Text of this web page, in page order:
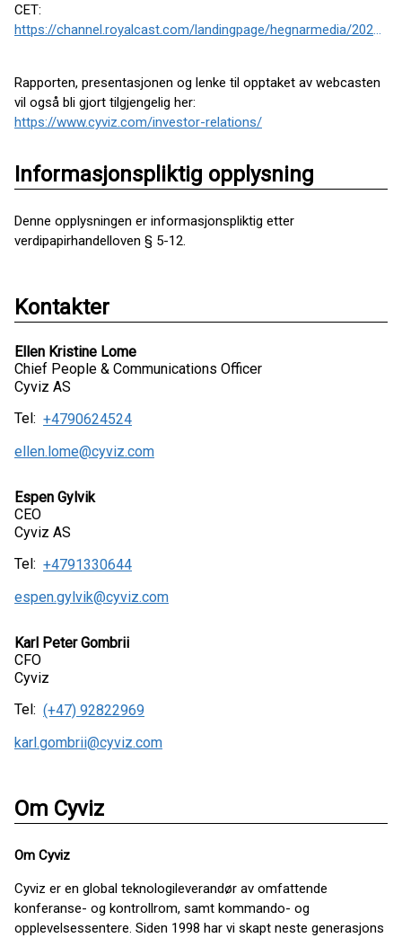
CET:
https://channel.royalcast.com/landingpage/hegnarmedia/20250821_3/
Rapporten, presentasjonen og lenke til opptaket av webcasten
vil også bli gjort tilgjengelig her:
https://www.cyviz.com/investor-relations/
Informasjonspliktig opplysning
Denne opplysningen er informasjonspliktig etter
verdipapirhandelloven § 5-12.
Kontakter
Ellen Kristine Lome
Chief People & Communications Officer
Cyviz AS
Tel: +4790624524
ellen.lome@cyviz.com
Espen Gylvik
CEO
Cyviz AS
Tel: +4791330644
espen.gylvik@cyviz.com
Karl Peter Gombrii
CFO
Cyviz
Tel: (+47) 92822969
karl.gombrii@cyviz.com
Om Cyviz
Om Cyviz
Cyviz er en global teknologileverandør av omfattende
konferanse- og kontrollrom, samt kommando- og
opplevelsessentere. Siden 1998 har vi skapt neste generasjons